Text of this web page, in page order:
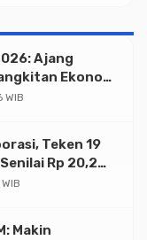
Ajang
Ekonomi
WIB
Teken 19
Rp 20,2
Makin